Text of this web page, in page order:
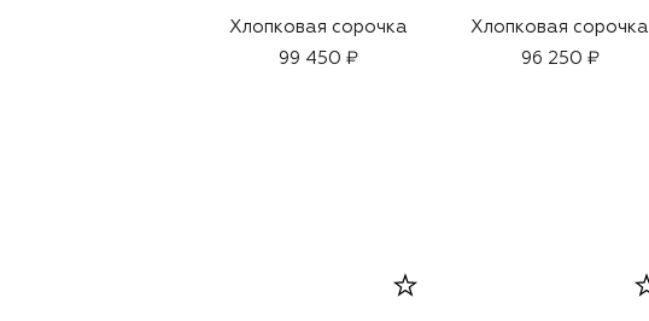
Хлопковая сорочка
99 450 ₽
Хлопковая сорочка
96 250 ₽